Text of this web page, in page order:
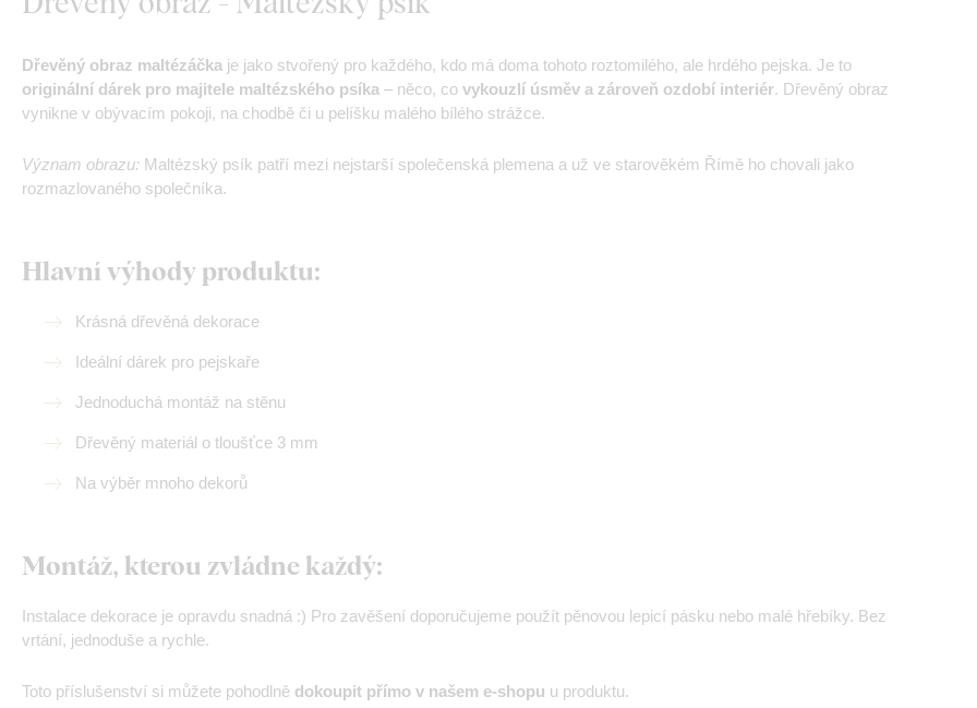
Dřevěný obraz maltézáčka je jako stvořený pro každého, kdo má doma tohoto roztomilého, ale hrdého pejska. Je to
originální dárek pro majitele maltézského psíka – něco, co vykouzlí úsměv a zároveň ozdobí interiér. Dřevěný obraz
vynikne v obývacím pokoji, na chodbě či u pelíšku malého bílého strážce.
Význam obrazu: Maltézský psík patří mezi nejstarší společenská plemena a už ve starověkém Římě ho chovali jako
rozmazlovaného společníka.
Hlavní výhody produktu:
Krásná dřevěná dekorace
Ideální dárek pro pejskaře
Jednoduchá montáž na stěnu
Dřevěný materiál o tloušťce 3 mm
Na výběr mnoho dekorů
Montáž, kterou zvládne každý:
Instalace dekorace je opravdu snadná :) Pro zavěšení doporučujeme použít pěnovou lepicí pásku nebo malé hřebíky. Bez
vrtání, jednoduše a rychle.
Toto příslušenství si můžete pohodlně dokoupit přímo v našem e-shopu u produktu.